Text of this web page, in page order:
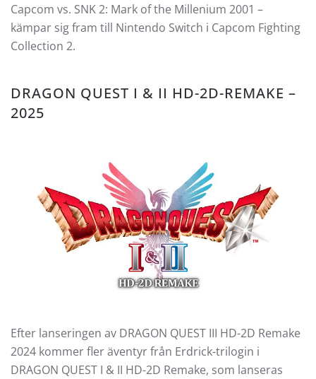
Capcom vs. SNK 2: Mark of the Millenium 2001 –
kämpar sig fram till Nintendo Switch i Capcom Fighting
Collection 2.
DRAGON QUEST I & II HD-2D-REMAKE –
2025
Efter lanseringen av DRAGON QUEST III HD-2D Remake
2024 kommer fler äventyr från Erdrick-trilogin i
DRAGON QUEST I & II HD-2D Remake, som lanseras